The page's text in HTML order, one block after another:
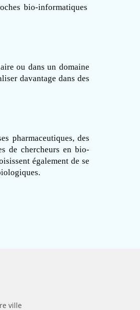
bio-informatiques
ou dans un domaine
davantage dans des
pharmaceutiques, des
de chercheurs en bio-
également de se
ville